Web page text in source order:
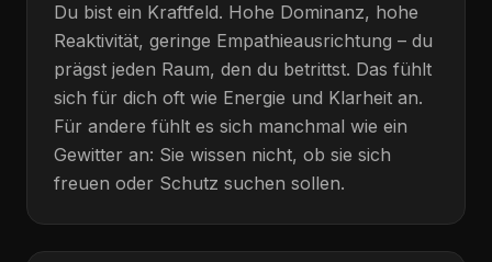
Du bist ein Kraftfeld. Hohe Dominanz, hohe
Reaktivität, geringe Empathieausrichtung – du
prägst jeden Raum, den du betrittst. Das fühlt
sich für dich oft wie Energie und Klarheit an.
Für andere fühlt es sich manchmal wie ein
Gewitter an: Sie wissen nicht, ob sie sich
freuen oder Schutz suchen sollen.